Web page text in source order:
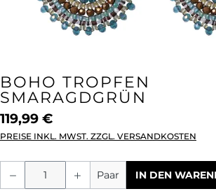
BOHO TROPFEN
SMARAGDGRÜN
119,99 €
PREISE INKL. MWST. ZZGL. VERSANDKOSTEN
Produkt Anzahl: Gib den
Paar IN DEN